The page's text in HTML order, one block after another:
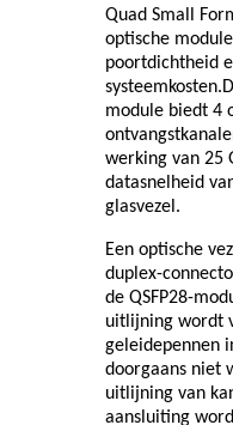
Quad Small
optische
poortdichtheid
module biedt 4
werking van 25
datasnelheid
glasvezel.
Een optische
duplex-
de QSFP28-
uitlijning wordt
geleidepennen
doorgaans niet
uitlijning van
aansluiting